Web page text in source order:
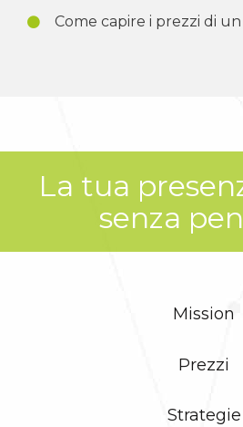
Come capire i prezzi di un
La tua
senza
Mission
Prezzi
Strategie